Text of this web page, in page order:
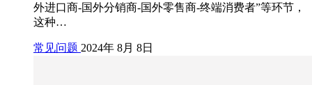
外进口商-国外分销商-国外零售商-终端消费者”等环节，
这种…
常见问题 2024年 8月 8日